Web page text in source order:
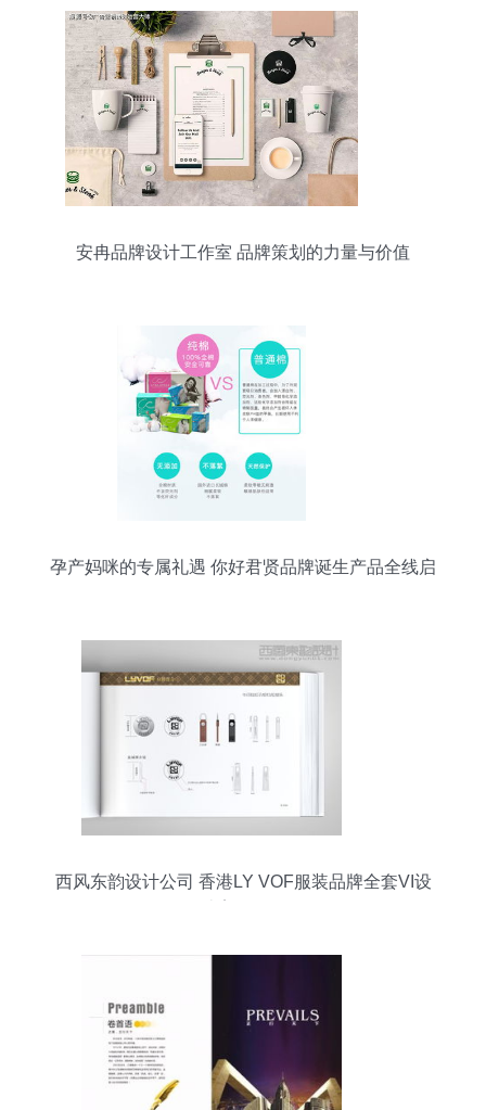
安冉品牌设计工作室 品牌策划的力量与价值
孕产妈咪的专属礼遇 你好君贤品牌诞生产品全线启
西风东韵设计公司 香港LY VOF服装品牌全套VI设